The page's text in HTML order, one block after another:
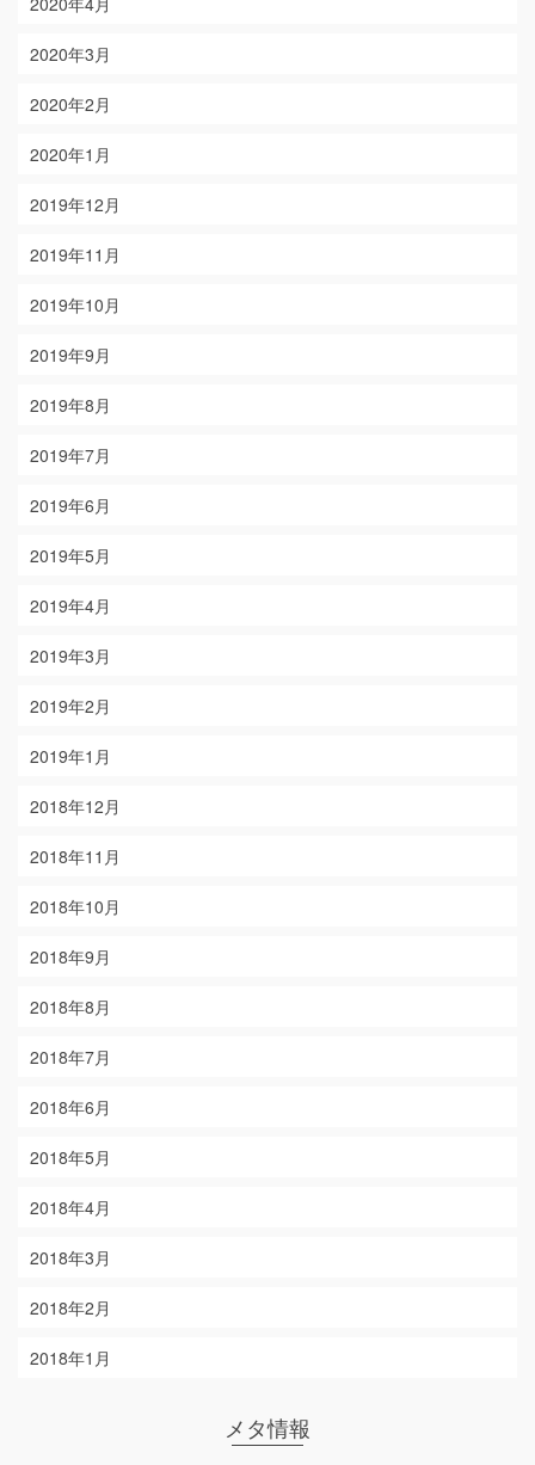
2020年3月
2020年2月
2020年1月
2019年12月
2019年11月
2019年10月
2019年9月
2019年8月
2019年7月
2019年6月
2019年5月
2019年4月
2019年3月
2019年2月
2019年1月
2018年12月
2018年11月
2018年10月
2018年9月
2018年8月
2018年7月
2018年6月
2018年5月
2018年4月
2018年3月
2018年2月
2018年1月
メタ情報